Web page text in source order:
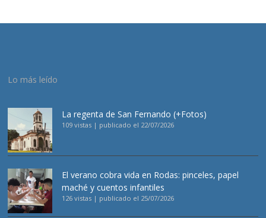
Lo más leído
La regenta de San Fernando (+Fotos)
109 vistas | publicado el 22/07/2026
El verano cobra vida en Rodas: pinceles, papel
maché y cuentos infantiles
126 vistas | publicado el 25/07/2026